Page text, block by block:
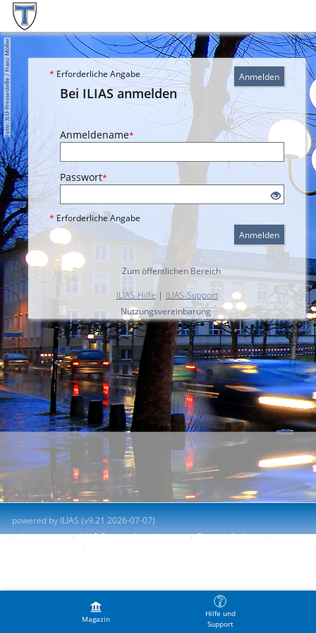
Magazin
Hilfe und
Support
Anmelden
* Erforderliche Angabe
Bei ILIAS anmelden
Anmeldename*
Passwort*
* Erforderliche Angabe
Anmelden
Zum öffentlichen Bereich
ILIAS-Hilfe| ILIAS-Support
Nutzungsvereinbarung
powered by ILIAS (v9.21 2026-07-07)
Impressum
ILIAS-Support kontaktieren
Barrierefreiheit